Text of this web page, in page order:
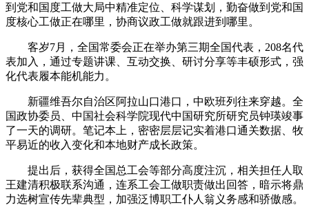
到党和国度工做大局中精准定位、科学谋划，勤奋做到党和国
度核心工做正在哪里，协商议政工做就跟进到哪里。
客岁7月，全国常委会正在举办第三期全国代表，208名代
表加入，通过专题讲课、互动交换、研讨分享等丰硕形式，强
化代表履本能机能力。
新疆维吾尔自治区阿拉山口港口，中欧班列往来穿越。全
国政协委员、中国社会科学院现代中国研究所研究员钟瑛竣事
了一天的调研。笔记本上，密密层层记实着港口通关数据、牧
平易近的收入变化和本地财产成长政策。
提出后，获得全国总工会等部分高度注沉，相关担任人取
王建清积极联系沟通，连系工会工做职责做出回答，暗示将鼎
力选树宣传先辈典型，加强泛博职工仆人翁义务感和骄傲感。